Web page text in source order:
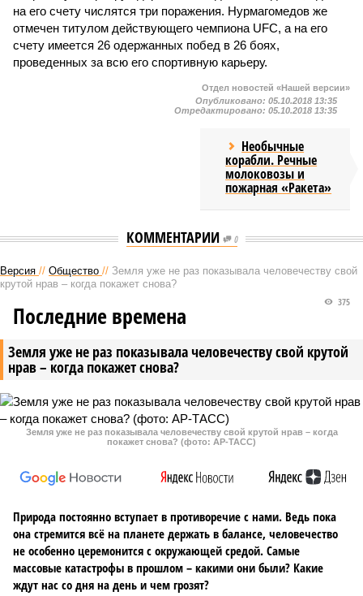
на его счету числятся три поражения. Нурмагомедов же
отмечен титулом действующего чемпиона UFC, а на его
счету имеется 26 одержанных побед в 26 боях,
проведенных за всю его спортивную карьеру.
Отдел новостей «Нашей версии»
Опубликовано: 05.10.2018 13:35
Отредактировано: 05.10.2018 13:35
Необычные
корабли. Речные
молоковозы и
пожарная «Ракета»
КОММЕНТАРИИ 0
Версия // Общество // Земля уже не раз показывала человечеству свой
крутой нрав – когда покажет снова?
Земля уже не раз показывала человечеству свой крутой
нрав – когда покажет снова?
375
Последние времена
Земля уже не раз показывала человечеству свой крутой нрав – когда
покажет снова? (фото: АР-ТАСС)
Природа постоянно вступает в противоречие с нами. Ведь пока
она стремится всё на планете держать в балансе, человечество
не особенно церемонится с окружающей средой. Самые
массовые катастрофы в прошлом – какими они были? Какие
ждут нас со дня на день и чем грозят?